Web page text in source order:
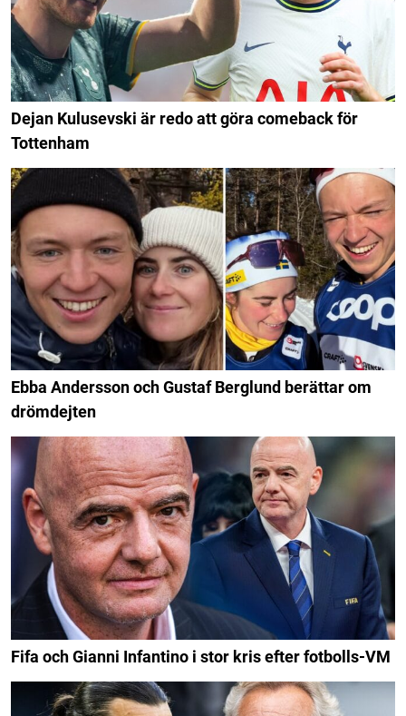
Dejan Kulusevski är redo att göra comeback för
Tottenham
Ebba Andersson och Gustaf Berglund berättar om
drömdejten
Fifa och Gianni Infantino i stor kris efter fotbolls-VM